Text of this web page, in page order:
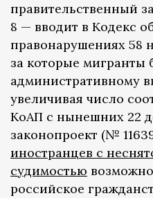
правительственный
8 — вводит в Кодекс
правонарушениях 58
за которые мигранты
административному
увеличивая число
КоАП с нынешних 22
законопроект (№
иностранцев с
судимостью
российское